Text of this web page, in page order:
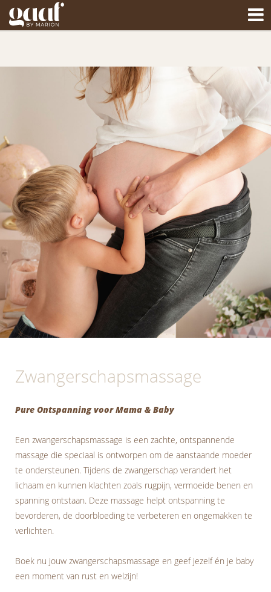
Zwangerschapsmassage
Pure Ontspanning voor Mama & Baby
Een zwangerschapsmassage is een zachte, ontspannende
massage die speciaal is ontworpen om de aanstaande moeder
te ondersteunen. Tijdens de zwangerschap verandert het
lichaam en kunnen klachten zoals rugpijn, vermoeide benen en
spanning ontstaan. Deze massage helpt ontspanning te
bevorderen, de doorbloeding te verbeteren en ongemakken te
verlichten.
Boek nu jouw zwangerschapsmassage en geef jezelf én je baby
een moment van rust en welzijn!